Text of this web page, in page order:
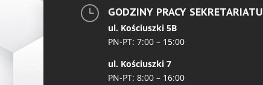
} GODZINY PRACY SEKRETARIATU
ul. Kościuszki 5B
PN-PT: 7:00 – 15:00
ul. Kościuszki 7
PN-PT: 8:00 – 16:00